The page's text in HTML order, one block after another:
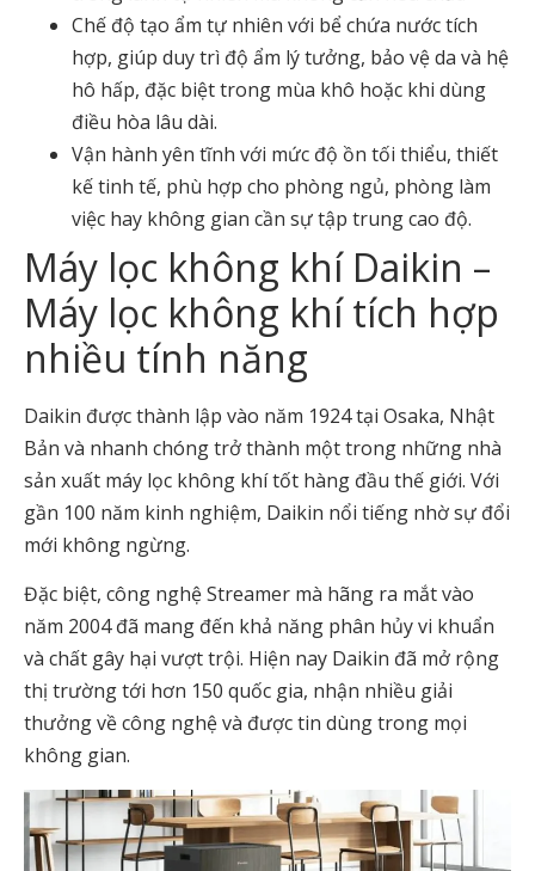
Chế độ tạo ẩm tự nhiên với bể chứa nước tích
hợp, giúp duy trì độ ẩm lý tưởng, bảo vệ da và hệ
hô hấp, đặc biệt trong mùa khô hoặc khi dùng
điều hòa lâu dài.
Vận hành yên tĩnh với mức độ ồn tối thiểu, thiết
kế tinh tế, phù hợp cho phòng ngủ, phòng làm
việc hay không gian cần sự tập trung cao độ.
Máy lọc không khí Daikin –
Máy lọc không khí tích hợp
nhiều tính năng
Daikin được thành lập vào năm 1924 tại Osaka, Nhật
Bản và nhanh chóng trở thành một trong những nhà
sản xuất máy lọc không khí tốt hàng đầu thế giới. Với
gần 100 năm kinh nghiệm, Daikin nổi tiếng nhờ sự đổi
mới không ngừng.
Đặc biệt, công nghệ Streamer mà hãng ra mắt vào
năm 2004 đã mang đến khả năng phân hủy vi khuẩn
và chất gây hại vượt trội. Hiện nay Daikin đã mở rộng
thị trường tới hơn 150 quốc gia, nhận nhiều giải
thưởng về công nghệ và được tin dùng trong mọi
không gian.